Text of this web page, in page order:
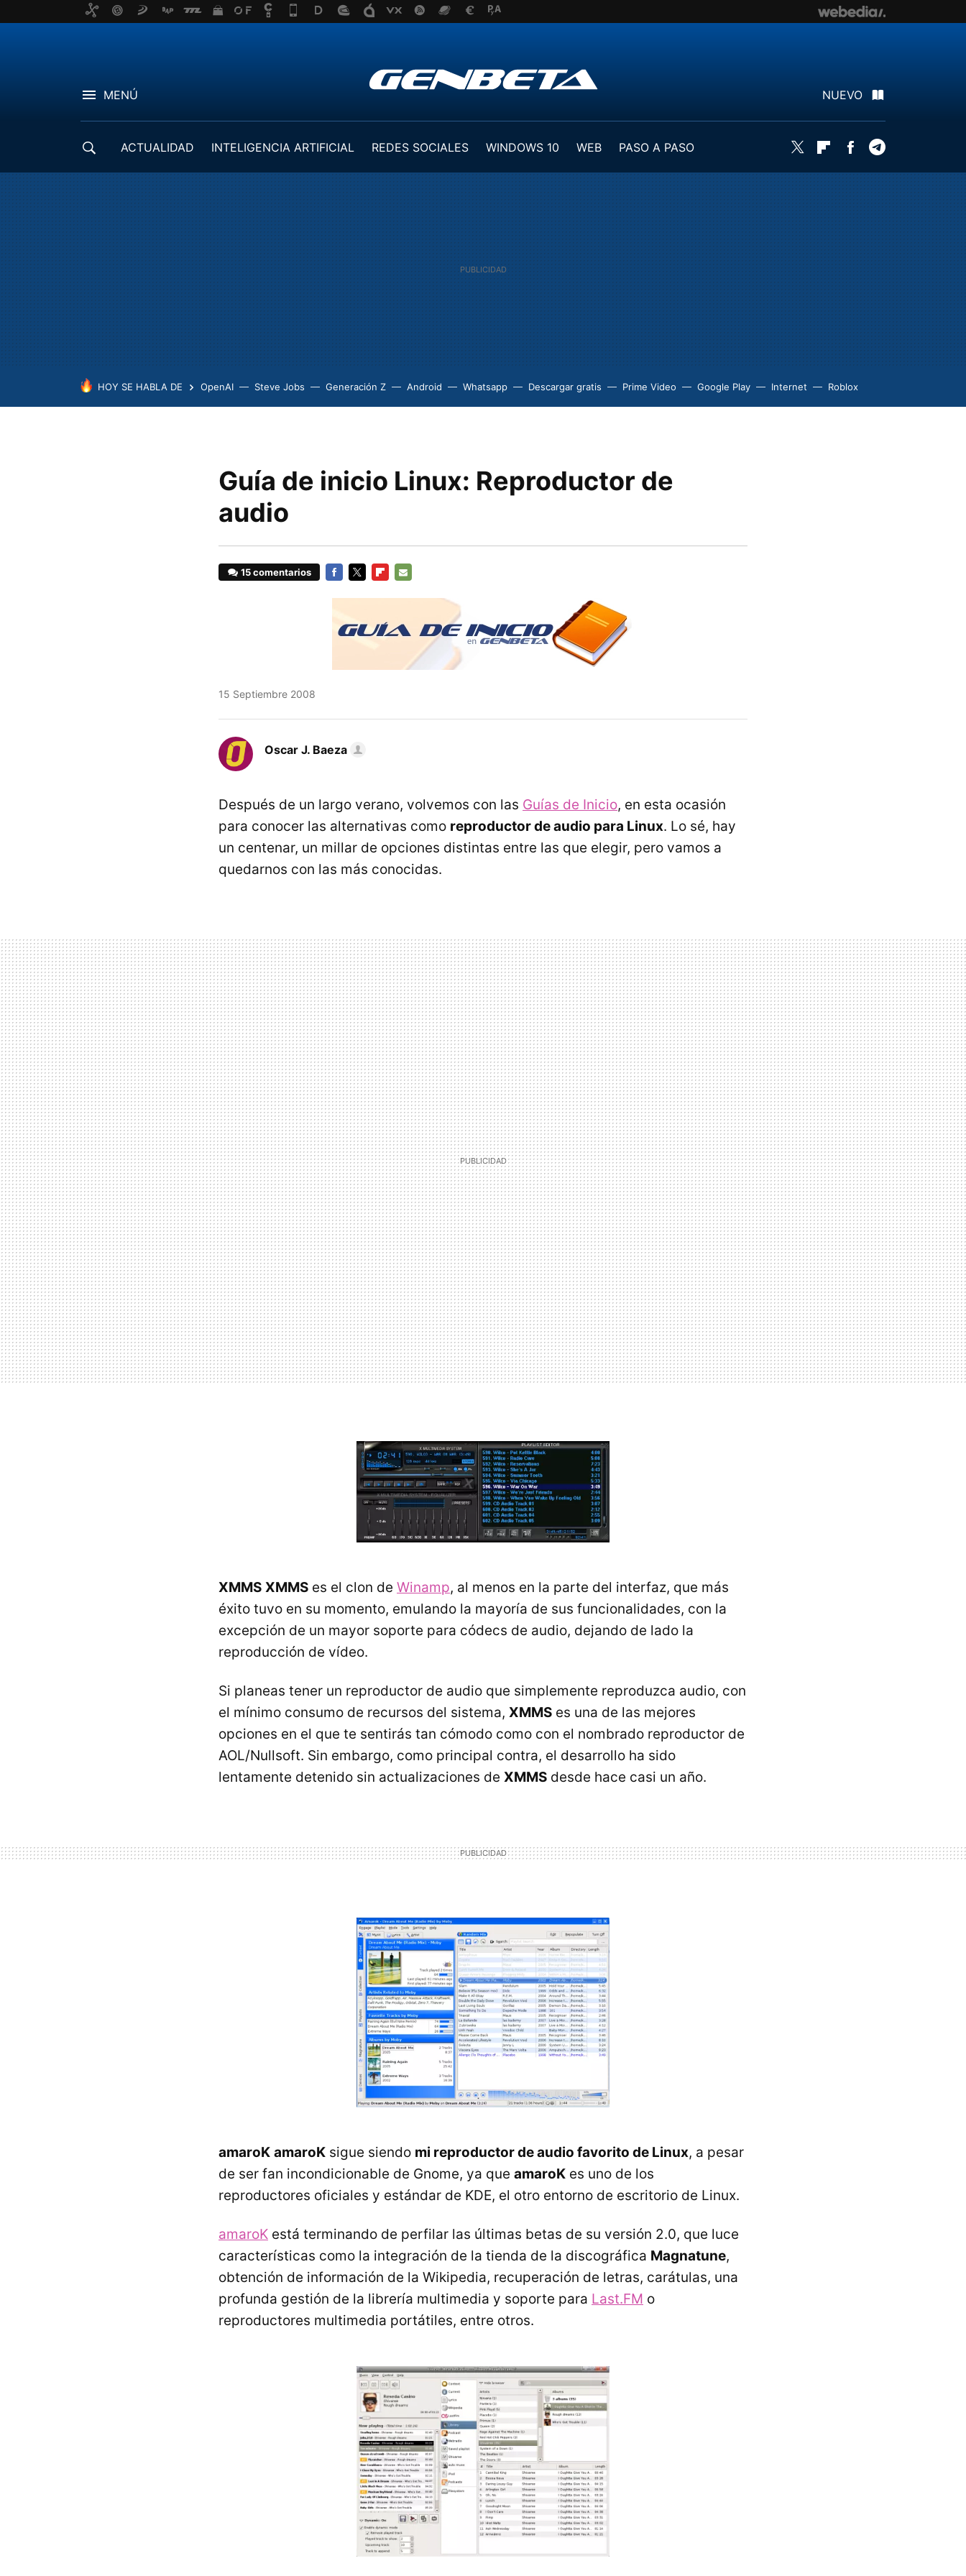
MENÚ NUEVO
ACTUALIDAD INTELIGENCIA ARTIFICIAL REDES SOCIALES WINDOWS 10 WEB
PASO A PASO
Twitter FlipboardFacebook
HOY SE HABLA DE OpenAI Steve Jobs Generación Z Android Whatsapp Descargar gratis Prime Video Google Play Internet Roblox
Guía de inicio Linux: Reproductor de
audio
15 comentarios
15 Septiembre 2008
Oscar J. Baeza
Después de un largo verano, volvemos con las Guías de Inicio, en esta ocasión
para conocer las alternativas como reproductor de audio para Linux. Lo sé, hay
un centenar, un millar de opciones distintas entre las que elegir, pero vamos a
quedarnos con las más conocidas.
XMMS XMMS es el clon de Winamp, al menos en la parte del interfaz, que más
éxito tuvo en su momento, emulando la mayoría de sus funcionalidades, con la
excepción de un mayor soporte para códecs de audio, dejando de lado la
reproducción de vídeo.
Si planeas tener un reproductor de audio que simplemente reproduzca audio, con
el mínimo consumo de recursos del sistema, XMMS es una de las mejores
opciones en el que te sentirás tan cómodo como con el nombrado reproductor de
AOL/Nullsoft. Sin embargo, como principal contra, el desarrollo ha sido
lentamente detenido sin actualizaciones de XMMS desde hace casi un año.
amaroK amaroK sigue siendo mi reproductor de audio favorito de Linux, a pesar
de ser fan incondicionable de Gnome, ya que amaroK es uno de los
reproductores oficiales y estándar de KDE, el otro entorno de escritorio de Linux.
amaroK está terminando de perfilar las últimas betas de su versión 2.0, que luce
características como la integración de la tienda de la discográfica Magnatune,
obtención de información de la Wikipedia, recuperación de letras, carátulas, una
profunda gestión de la librería multimedia y soporte para Last.FM o
reproductores multimedia portátiles, entre otros.